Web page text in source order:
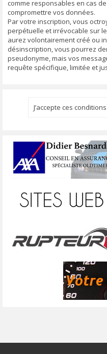
comme responsables en cas
compromettre vos données.
Par votre inscription, vous
perpétuelle et irrévocable sur
aurez volontairement créé ou
désinscription, vous pourrez
pseudonyme, mais vos
requête spécifique, limitée et